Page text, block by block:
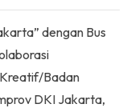
dengan Bus
Badan
DKI Jakarta,